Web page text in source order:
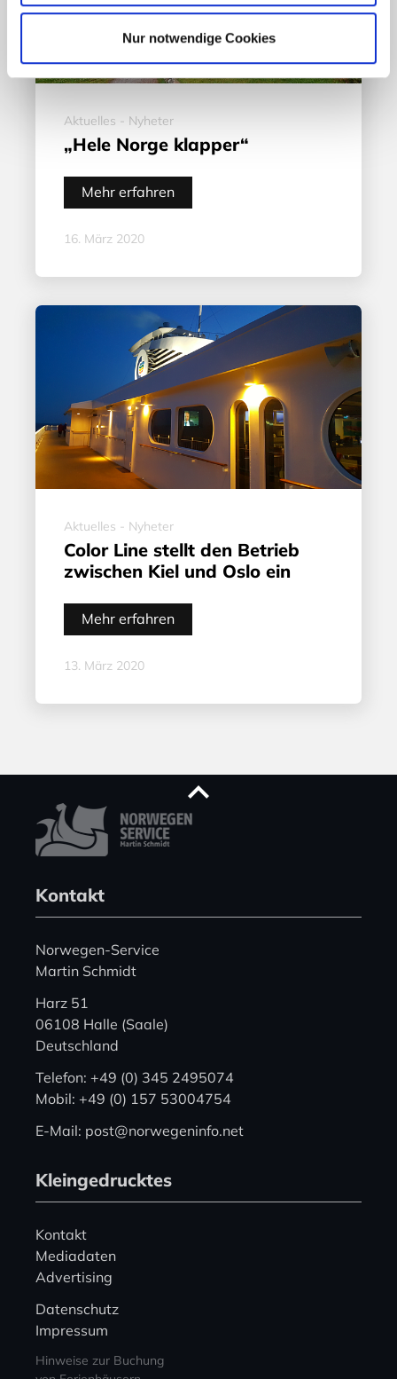
Nur notwendige Cookies
Aktuelles - Nyheter
„Hele Norge klapper“
Mehr erfahren
16. März 2020
Aktuelles - Nyheter
Color Line stellt den Betrieb
zwischen Kiel und Oslo ein
Mehr erfahren
13. März 2020
Kontakt
Norwegen-Service
Martin Schmidt
Harz 51
06108 Halle (Saale)
Deutschland
Telefon: +49 (0) 345 2495074
Mobil: +49 (0) 157 53004754
E-Mail: post@norwegeninfo.net
Kleingedrucktes
Kontakt
Mediadaten
Advertising
Datenschutz
Impressum
Hinweise zur Buchung